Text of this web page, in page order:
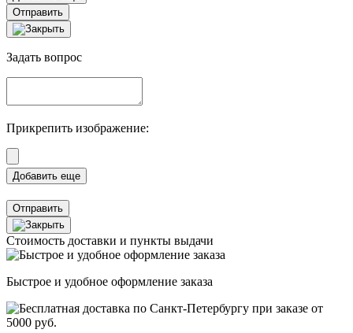
Отправить
Задать вопрос
Прикрепить изображение:
Отправить
Стоимость доставки и пункты выдачи
Быстрое и удобное оформление заказа